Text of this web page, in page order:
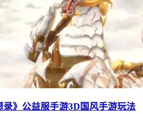
录》公益服手游3D国风手游玩法